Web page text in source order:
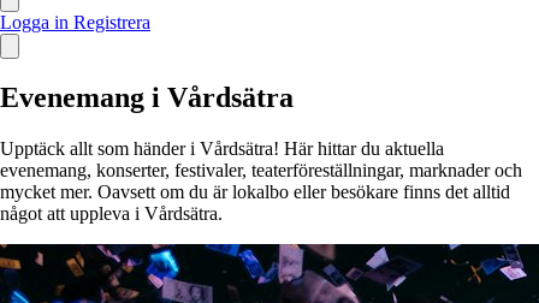
Logga in Registrera
Evenemang i Vårdsätra
Upptäck allt som händer i Vårdsätra! Här hittar du aktuella
evenemang, konserter, festivaler, teaterföreställningar, marknader och
mycket mer. Oavsett om du är lokalbo eller besökare finns det alltid
något att uppleva i Vårdsätra.